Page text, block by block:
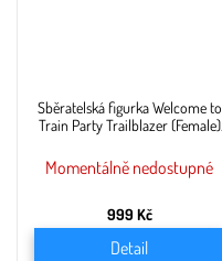
Sběratelská figurka Welcome to
Train Party Trailblazer (Female)
Momentálně nedostupné
999 Kč
Detail